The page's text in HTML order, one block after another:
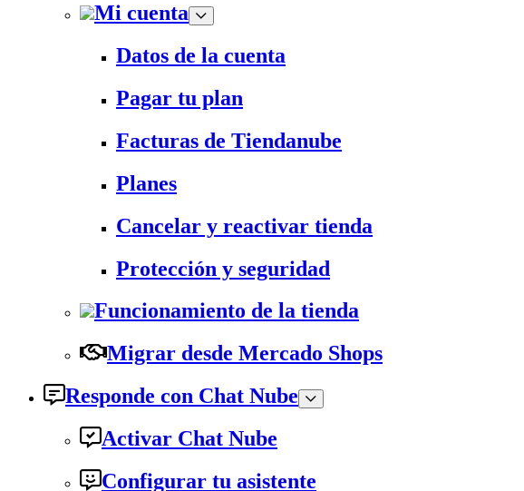
Mi cuenta
Datos de la cuenta
Pagar tu plan
Facturas de Tiendanube
Planes
Cancelar y reactivar tienda
Protección y seguridad
Funcionamiento de la tienda
Migrar desde Mercado Shops
Responde con Chat Nube
Activar Chat Nube
Configurar tu asistente